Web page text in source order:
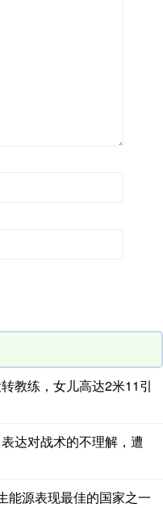
教练，女儿高达2米11引
达对战术的不理解，遭
能源表现最佳的国家之一